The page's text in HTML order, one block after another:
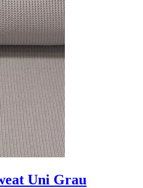
Uni Grau